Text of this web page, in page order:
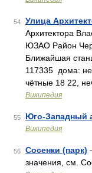
54 Улица
Архитектора
ЮЗАО Район
Ближайшая
117335 дома:
чётные 18 22,
Википедия
55 Юго-Западный
Википедия
56 Сосенки (парк)
значения, см.